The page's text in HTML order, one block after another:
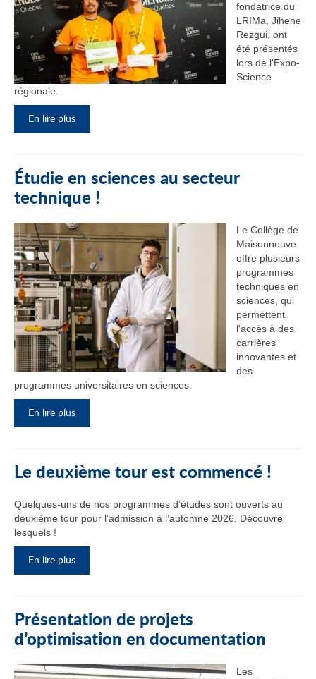
fondatrice du
LRIMa, Jihene
Rezgui, ont
été présentés
lors de l'Expo-
Science
régionale.
En lire plus
Étudie en sciences au secteur
technique !
Le Collège de
Maisonneuve
offre plusieurs
programmes
techniques en
sciences, qui
permettent
l'accès à des
carrières
innovantes et
des
programmes universitaires en sciences.
En lire plus
Le deuxième tour est commencé !
Quelques-uns de nos programmes d’études sont ouverts au
deuxième tour pour l’admission à l’automne 2026. Découvre
lesquels !
En lire plus
Présentation de projets
d’optimisation en documentation
Les